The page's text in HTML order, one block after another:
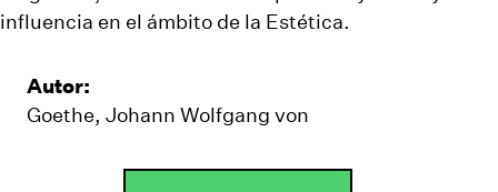
influencia en el ámbito de la Estética.
Autor:
Goethe, Johann Wolfgang von